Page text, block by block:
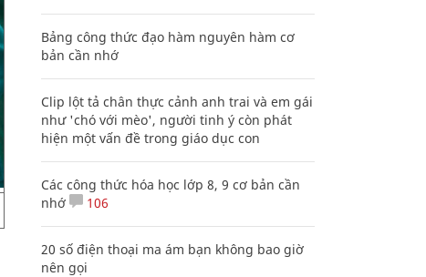
Bảng công thức đạo hàm nguyên hàm cơ
bản cần nhớ
Clip lột tả chân thực cảnh anh trai và em gái
như 'chó với mèo', người tinh ý còn phát
hiện một vấn đề trong giáo dục con
Các công thức hóa học lớp 8, 9 cơ bản cần
nhớ
106
20 số điện thoại ma ám bạn không bao giờ
nên gọi